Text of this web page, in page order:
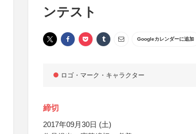
ンテスト
Googleカレンダーに追加
ロゴ・マーク・キャラクター
締切
2017年09月30日 (土)